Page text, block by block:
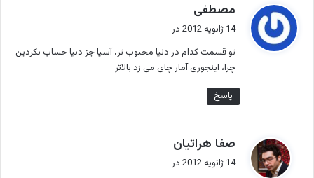
مصطفی
ف
:
14 ژانویه 2012 در
تو قسمت کدام در دنیا محبوب تر، آسیا جز دنیا حساب نکردین
چرا، اینجوری آمار چای می زد بالاتر
پاسخ
صفا هراتیان
14 ژانویه 2012 در